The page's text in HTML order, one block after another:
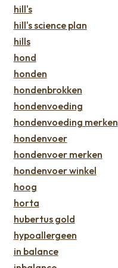
hill's
hill's science plan
hills
hond
honden
hondenbrokken
hondenvoeding
hondenvoeding merken
hondenvoer
hondenvoer merken
hondenvoer winkel
hoog
horta
hubertus gold
hypoallergeen
in balance